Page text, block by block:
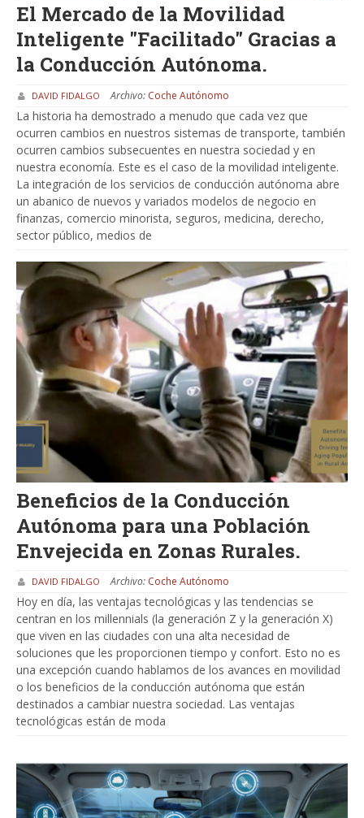
El Mercado de la Movilidad
Inteligente "Facilitado" Gracias a
la Conducción Autónoma.
DAVID FIDALGO Archivo: Coche Autónomo
La historia ha demostrado a menudo que cada vez que
ocurren cambios en nuestros sistemas de transporte, también
ocurren cambios subsecuentes en nuestra sociedad y en
nuestra economía. Este es el caso de la movilidad inteligente.
La integración de los servicios de conducción autónoma abre
un abanico de nuevos y variados modelos de negocio en
finanzas, comercio minorista, seguros, medicina, derecho,
sector público, medios de
Beneficios de la Conducción
Autónoma para una Población
Envejecida en Zonas Rurales.
DAVID FIDALGO Archivo: Coche Autónomo
Hoy en día, las ventajas tecnológicas y las tendencias se
centran en los millennials (la generación Z y la generación X)
que viven en las ciudades con una alta necesidad de
soluciones que les proporcionen tiempo y confort. Esto no es
una excepción cuando hablamos de los avances en movilidad
o los beneficios de la conducción autónoma que están
destinados a cambiar nuestra sociedad. Las ventajas
tecnológicas están de moda